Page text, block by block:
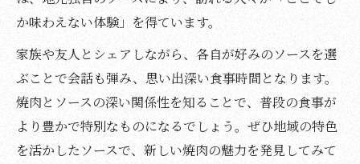
か味わえない体験」を得ています。
家族や友人とシェアしながら、各自が好みのソースを選
ぶことで会話も弾み、思い出深い食事時間となります。
焼肉とソースの深い関係性を知ることで、普段の食事が
より豊かで特別なものになるでしょう。ぜひ地域の特色
を活かしたソースで、新しい焼肉の魅力を発見してみて